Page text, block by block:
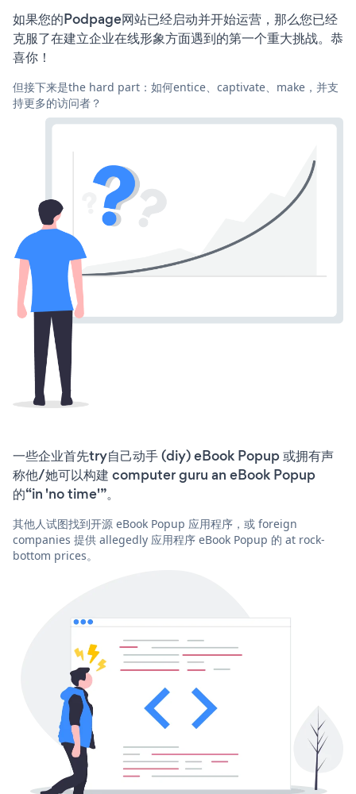
如果您的Podpage网站已经启动并开始运营，那么您已经
克服了在建立企业在线形象方面遇到的第一个重大挑战。恭
喜你！
但接下来是the hard part：如何entice、captivate、make，并支
持更多的访问者？
一些企业首先try自己动手 (diy) eBook Popup 或拥有声
称他/她可以构建 computer guru an eBook Popup
的“in 'no time'”。
其他人试图找到开源 eBook Popup 应用程序，或 foreign
companies 提供 allegedly 应用程序 eBook Popup 的 at rock-
bottom prices。